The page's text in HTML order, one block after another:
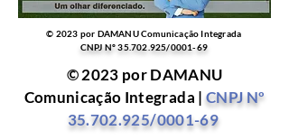
© 2023 por DAMANU Comunicação Integrada
CNPJ Nº35.702.925/0001-69
© 2023 por DAMANU
Comunicação Integrada | CNPJ Nº
35.702.925/0001-69